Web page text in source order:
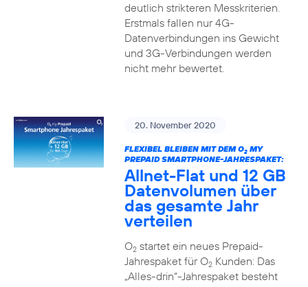
deutlich strikteren Messkriterien.
Erstmals fallen nur 4G-
Datenverbindungen ins Gewicht
und 3G-Verbindungen werden
nicht mehr bewertet.
20. November 2020
FLEXIBEL BLEIBEN MIT DEM O2MY
PREPAID SMARTPHONE-JAHRESPAKET:
Allnet-Flat und 12 GB
Datenvolumen über
das gesamte Jahr
verteilen
O2startet ein neues Prepaid-
Jahrespaket für O2Kunden: Das
„Alles-drin“-Jahrespaket besteht